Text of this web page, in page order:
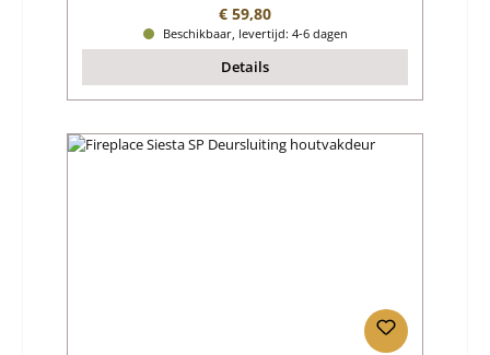
Normale prijs:
€ 59,80
Beschikbaar, levertijd: 4-6 dagen
Details